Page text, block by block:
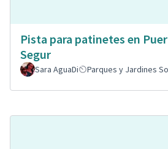
Pista para patinetes en
Segur
Sara AguaDi Parques y Jardines